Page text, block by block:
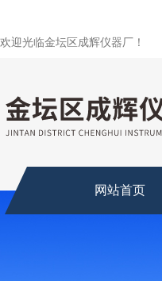
欢迎光临金坛区成辉仪器厂！
网站首页